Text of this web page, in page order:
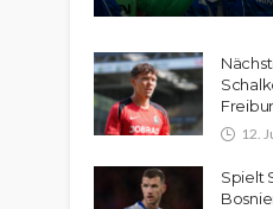
12.
Spielt